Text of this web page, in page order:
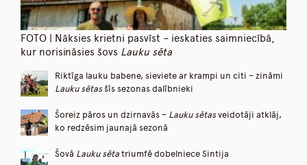
FOTO | Nāksies krietni pasvīst – ieskaties saimniecībā,
kur norisināsies šovs Lauku sēta
Riktīga lauku babene, sieviete ar krampi un citi – zināmi
Lauku sētasšīs sezonas dalībnieki
Šoreiz pāros un dzirnavās – Lauku sētasveidotāji atklāj,
ko redzēsim jaunajā sezonā
Šovā Lauku sēta triumfē dobelniece Sintija